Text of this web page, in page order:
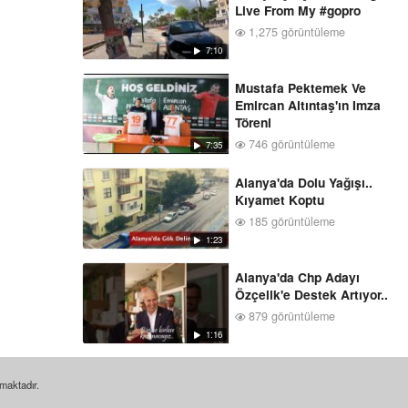
7:10
Live From My #gopro
1,275 görüntüleme
7:35
Mustafa Pektemek Ve
Emircan Altıntaş'ın Imza
Töreni
746 görüntüleme
1:23
Alanya'da Dolu Yağışı..
Kıyamet Koptu
185 görüntüleme
1:16
Alanya'da Chp Adayı
Özçelik'e Destek Artıyor..
879 görüntüleme